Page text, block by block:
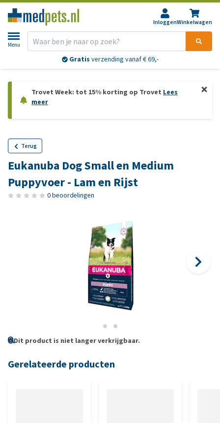
InloggenWinkelwagen
Menu
Gratis verzending vanaf € 69,-
Trovet Week: tot 15% korting op Trovet Lees
meer
Terug
Eukanuba Dog Small en Medium
Puppyvoer - Lam en Rijst
0 beoordelingen
Dit product is niet langer verkrijgbaar.
Gerelateerde producten